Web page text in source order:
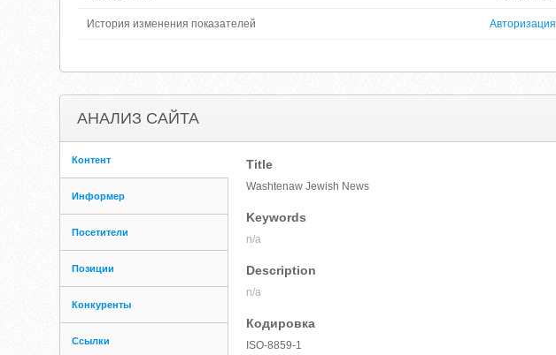
История изменения показателей Авторизация
АНАЛИЗ САЙТА
Контент
Информер
Посетители
Позиции
Конкуренты
Ссылки
Title
Washtenaw Jewish News
Keywords
n/a
Description
n/a
Кодировка
ISO-8859-1